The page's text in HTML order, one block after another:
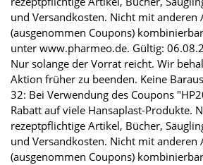
und Versandkosten. Nicht mit anderen
(ausgenommen Coupons)
unter www.pharmeo.de. Gültig:
Nur solange der Vorrat reicht. Wir
Aktion früher zu beenden. Keine
32: Bei Verwendung des Coupons
Rabatt auf viele Hansaplast-Produkte.
rezeptpflichtige Artikel, Bücher,
und Versandkosten. Nicht mit anderen
(ausgenommen Coupons)